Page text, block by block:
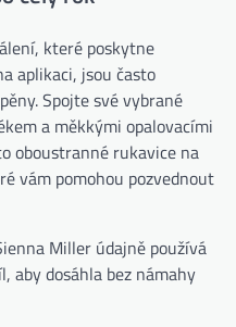
které poskytne
aplikaci, jsou často
Spojte své vybrané
a měkkými opalovacími
oboustranné rukavice na
vám pomohou pozvednout
Miller údajně používá
aby dosáhla bez námahy